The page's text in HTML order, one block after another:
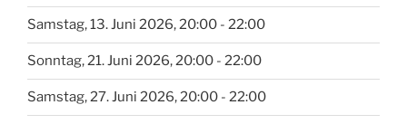
Samstag, 13. Juni 2026, 20:00 - 22:00
Sonntag, 21. Juni 2026, 20:00 - 22:00
Samstag, 27. Juni 2026, 20:00 - 22:00